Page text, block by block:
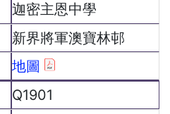
迦密主恩中學
新界將軍澳寶林邨
地圖
Q1901